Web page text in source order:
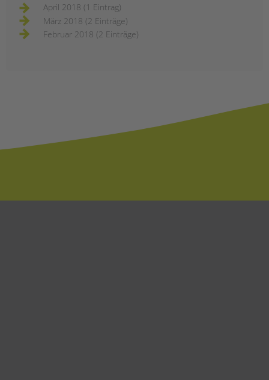
April 2018 (1 Eintrag)
März 2018 (2 Einträge)
Februar 2018 (2 Einträge)